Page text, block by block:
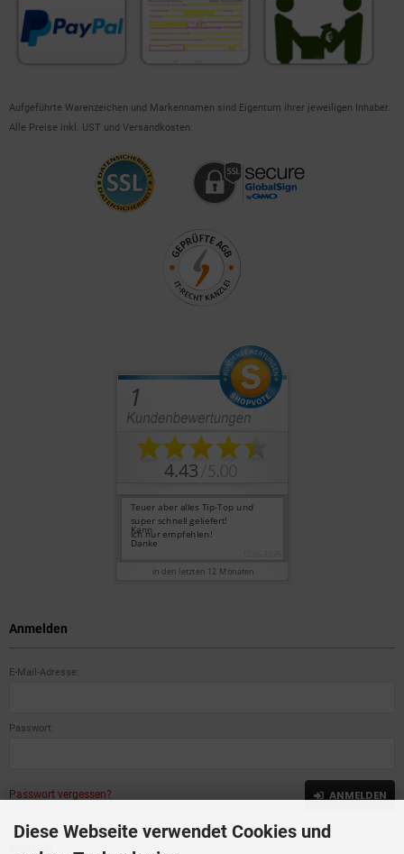
Aufgeführte Warenzeichen und Markennamen sind Eigentum ihrer jeweiligen Inhaber.
Alle Preise inkl. UST und Versandkosten.
Anmelden
E-Mail-Adresse:
Passwort:
Passwort vergessen? ANMELDEN
Diese Webseite verwendet Cookies und